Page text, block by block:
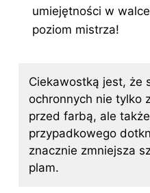
umiejętności w
poziom mistrza!
Ciekawostką jest, że
ochronnych nie tylko
przed farbą, ale
przypadkowego
znacznie zmniejsza
plam.